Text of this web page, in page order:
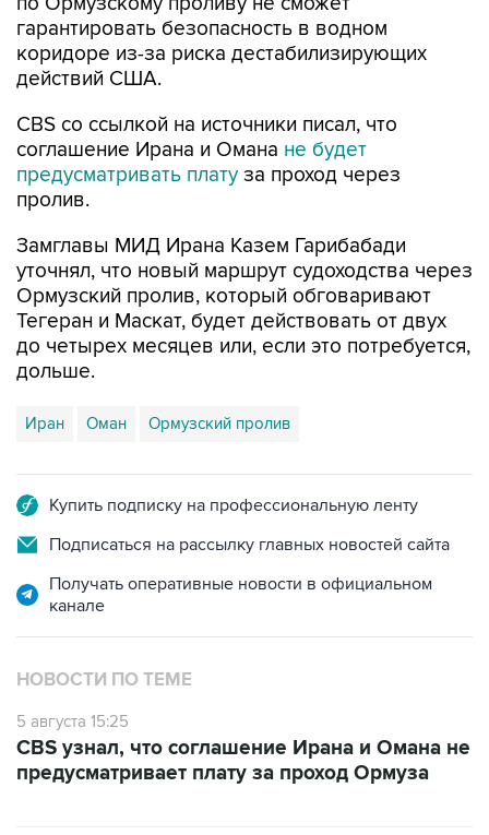
гарантировать безопасность в водном
коридоре из-за риска дестабилизирующих
действий США.
CBS со ссылкой на источники писал, что
соглашение Ирана и Омана не будет
предусматривать плату за проход через
пролив.
Замглавы МИД Ирана Казем Гарибабади
уточнял, что новый маршрут судоходства через
Ормузский пролив, который обговаривают
Тегеран и Маскат, будет действовать от двух
до четырех месяцев или, если это потребуется,
дольше.
Иран Оман Ормузский пролив
Купить подписку на профессиональную ленту
Подписаться на рассылку главных новостей сайта
Получать оперативные новости в официальном
канале
НОВОСТИ ПО ТЕМЕ
5 августа 15:25
CBS узнал, что соглашение Ирана и Омана не
предусматривает плату за проход Ормуза